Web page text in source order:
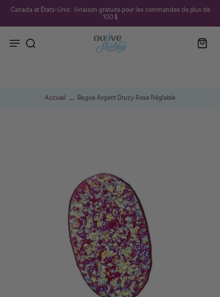
Canada et États-Unis : livraison gratuite pour les commandes de plus de
100 $
Accueil Bague Argent Druzy Rose Réglable